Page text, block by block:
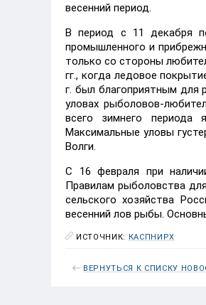
весенний период.
В период с 11 декабря
промышленного и
только со стороны
гг., когда ледовое
г. был благоприятным для
уловах рыболовов-
всего зимнего периода
Максимальные уловы
Волги.
С 16 февраля при
Правилам рыболовства
сельского хозяйства
весенний лов рыбы.
ИСТОЧНИК: КАСПНИРХ
ВЕРНУТЬСЯ К СПИСКУ